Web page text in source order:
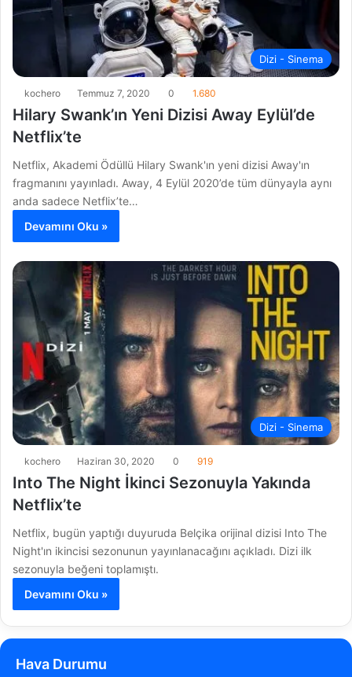
Dizi - Sinema
kochero Temmuz 7, 2020 0 1.680
Hilary Swank’ın Yeni Dizisi Away Eylül’de
Netflix’te
Netflix, Akademi Ödüllü Hilary Swank'ın yeni dizisi Away'ın
fragmanını yayınladı. Away, 4 Eylül 2020’de tüm dünyayla aynı
anda sadece Netflix’te…
Devamını Oku »
Dizi - Sinema
kochero Haziran 30, 2020 0 919
Into The Night İkinci Sezonuyla Yakında
Netflix’te
Netflix, bugün yaptığı duyuruda Belçika orijinal dizisi Into The
Night'ın ikincisi sezonunun yayınlanacağını açıkladı. Dizi ilk
sezonuyla beğeni toplamıştı.
Devamını Oku »
Hava Durumu